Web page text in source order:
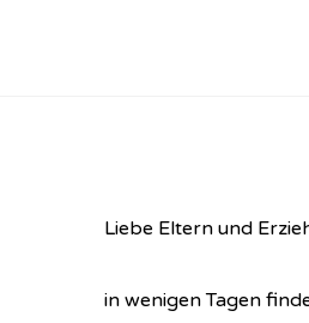
Liebe Eltern und
in wenigen Tagen